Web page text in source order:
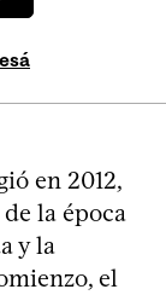
en 2012,
la época
y la
el